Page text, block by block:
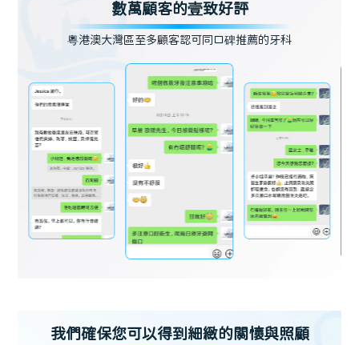
數萬顧客的壹致好評
粵港澳大灣區至多顧客認可同口碑推薦的牙科
我們確保您可以得到細緻的關懷與照顧